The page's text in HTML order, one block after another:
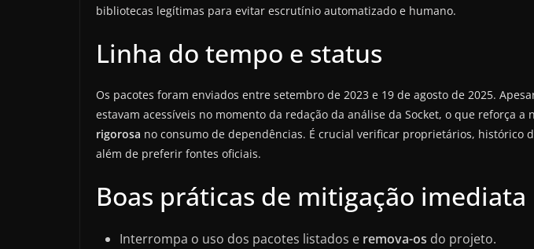
bibliotecas legítimas para evitar escrutínio automatizado e humano.
Linha do tempo e status
Os pacotes foram enviados entre setembro de 2023 e 19 de agosto de 2025.
estavam acessíveis no momento da redação da análise da Socket, o que reforça a
rigorosa no consumo de dependências. É crucial verificar proprietários, histórico
além de preferir fontes oficiais.
Boas práticas de mitigação imediata
Interrompa o uso dos pacotes listados e remova-os do projeto.